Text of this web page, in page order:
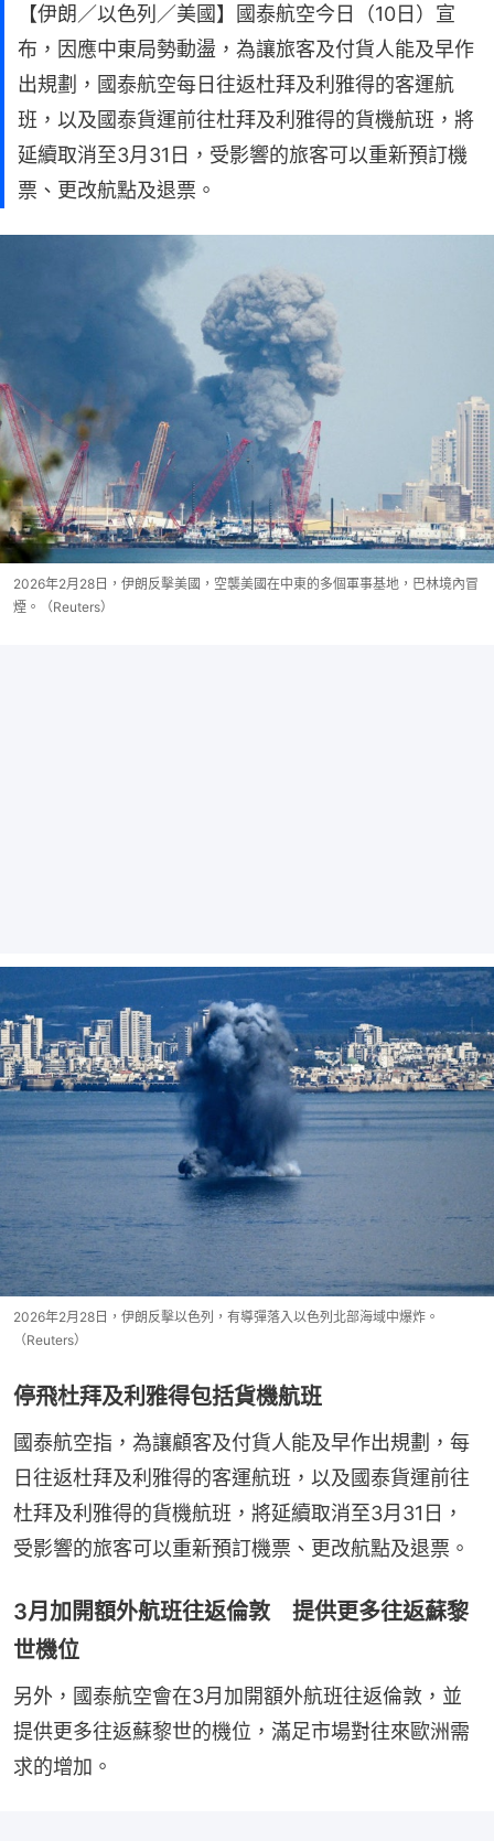
【伊朗／以色列／美國】國泰航空今日（10日）宣
布，因應中東局勢動盪，為讓旅客及付貨人能及早作
出規劃，國泰航空每日往返杜拜及利雅得的客運航
班，以及國泰貨運前往杜拜及利雅得的貨機航班，將
延續取消至3月31日，受影響的旅客可以重新預訂機
票、更改航點及退票。
2026年2月28日，伊朗反擊美國，空襲美國在中東的多個軍事基地，巴林境內冒
煙。（Reuters）
2026年2月28日，伊朗反擊以色列，有導彈落入以色列北部海域中爆炸。
（Reuters）
停飛杜拜及利雅得包括貨機航班
國泰航空指，為讓顧客及付貨人能及早作出規劃，每
日往返杜拜及利雅得的客運航班，以及國泰貨運前往
杜拜及利雅得的貨機航班，將延續取消至3月31日，
受影響的旅客可以重新預訂機票、更改航點及退票。
3月加開額外航班往返倫敦 提供更多往返蘇黎
世機位
另外，國泰航空會在3月加開額外航班往返倫敦，並
提供更多往返蘇黎世的機位，滿足市場對往來歐洲需
求的增加。